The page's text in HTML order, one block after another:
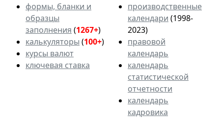
формы, бланки и
образцы
заполнения (1267+)
калькуляторы (100+)
курсы валют
ключевая ставка
производственные
календари (1998-
2023)
правовой
календарь
календарь
статистической
отчетности
календарь
кадровика